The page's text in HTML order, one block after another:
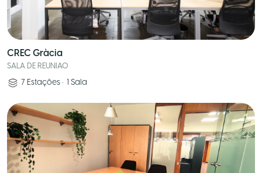
CREC Gràcia
SALA DE REUNIAO
7 Estações • 1 Sala